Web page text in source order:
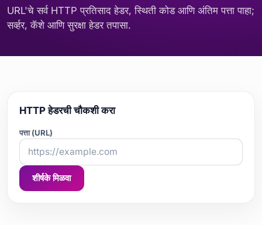
URL'चे सर्व HTTP प्रतिसाद हेडर, स्थिती कोड आणि अंतिम पत्ता पाहा;
सर्व्हर, कॅशे आणि सुरक्षा हेडर तपासा.
HTTP हेडरची चौकशी करा
पत्ता (URL)
शीर्षके मिळवा